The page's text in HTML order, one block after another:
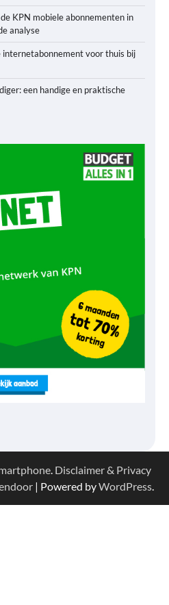
KPN mobiele abonnementen in
analyse
internetabonnement voor thuis bij
een handige en praktische
. Disclaimer & Privacy
| Powered byWordPress.